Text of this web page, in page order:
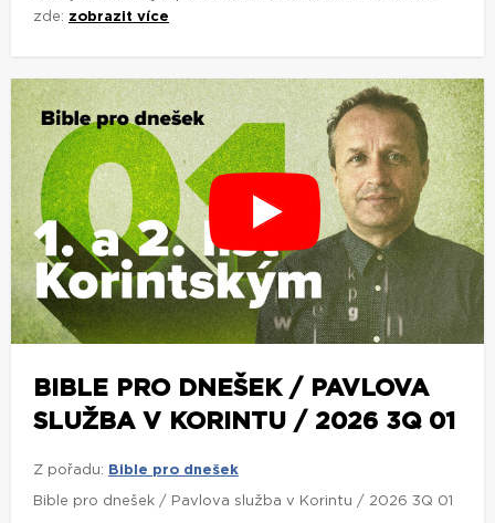
zde: zobrazit více
BIBLE PRO DNEŠEK / PAVLOVA
SLUŽBA V KORINTU / 2026 3Q 01
Z pořadu: Bible pro dnešek
Bible pro dnešek / Pavlova služba v Korintu / 2026 3Q 01